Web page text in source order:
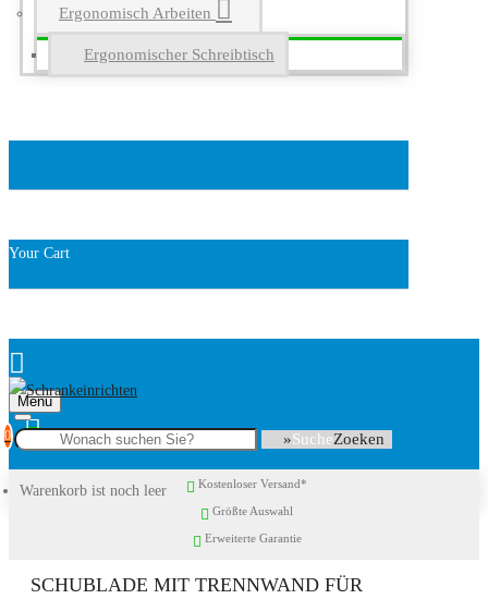
Ergonomisch Arbeiten
Ergonomischer Schreibtisch
Your Cart
Menu
0
Warenkorb ist noch leer
Suche
Kostenloser Versand*
Größte Auswahl
Erweiterte Garantie
SCHUBLADE MIT TRENNWAND FÜR